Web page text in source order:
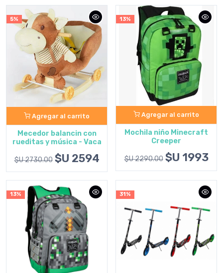
5%
Agregar al carrito
Mecedor balancin con
rueditas y música - Vaca
$U 2730.00 $U 2594
13%
Agregar al carrito
Mochila niño Minecraft
Creeper
$U 2290.00 $U 1993
13% 31%